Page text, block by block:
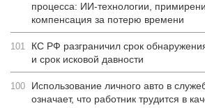
процесса: ИИ-технологии,
компенсация за потерю времени
101
КС РФ разграничил срок
и срок исковой давности
100
Использование личного авто в
означает, что работник трудится в